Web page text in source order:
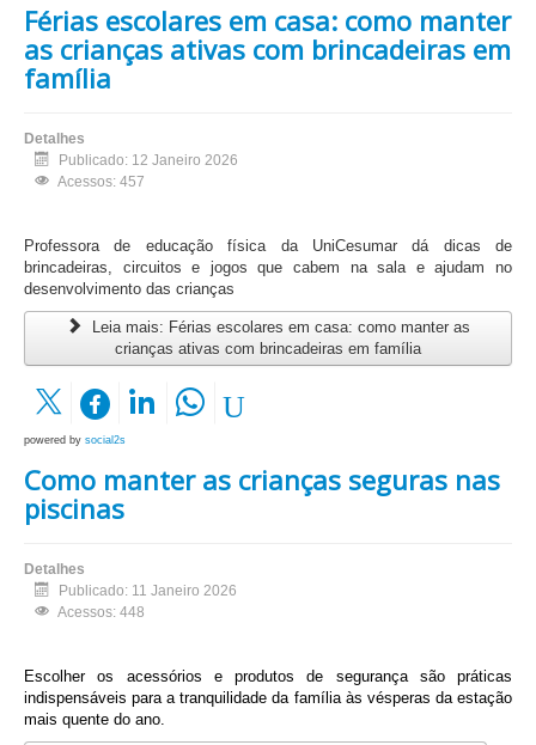
Férias escolares em casa: como manter
as crianças ativas com brincadeiras em
família
Detalhes
Publicado: 12 Janeiro 2026
Acessos: 457
Professora de educação física da UniCesumar dá dicas de
brincadeiras, circuitos e jogos que cabem na sala e ajudam no
desenvolvimento das crianças
Leia mais: Férias escolares em casa: como manter as
crianças ativas com brincadeiras em família
powered by social2s
Como manter as crianças seguras nas
piscinas
Detalhes
Publicado: 11 Janeiro 2026
Acessos: 448
Escolher os acessórios e produtos de segurança são práticas
indispensáveis para a tranquilidade da família às vésperas da estação
mais quente do ano.